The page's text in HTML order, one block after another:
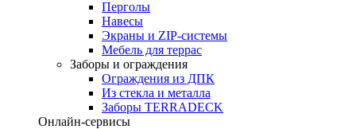
Перголы
Навесы
Экраны и ZIP-системы
Мебель для террас
Заборы и ограждения
Ограждения из ДПК
Из стекла и металла
Заборы TERRADECK
Онлайн-сервисы